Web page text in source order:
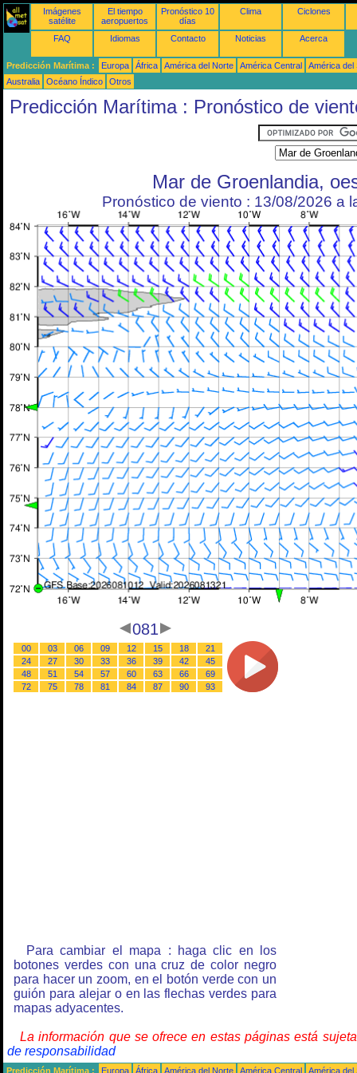
Imágenes
satélite
El tiempo
aeropuertos
Pronóstico 10
días
Clima Ciclones
FAQ Idiomas Contacto Noticias Acerca
Predicción Marítima : Europa África América del Norte América Central
América del
Australia
Océano Índico Otros
Predicción Marítima : Pronóstico de
Mar de Groenlandia,
Pronóstico de viento : 13/08/2026 a
081
00 03 06 09 12 15 18
21
24
27 30 33 36 39 42
45
48
51 54 57 60 63 66
69
72
75 78 81 84 87 90 93
Para cambiar el mapa : haga clic en los
botones verdes con una cruz de color negro
para hacer un zoom, en el botón verde con un
guión para alejar o en las flechas verdes para
mapas adyacentes.
La información que se ofrece en estas páginas está
de responsabilidad
Predicción Marítima : Europa África América del Norte América Central
América del